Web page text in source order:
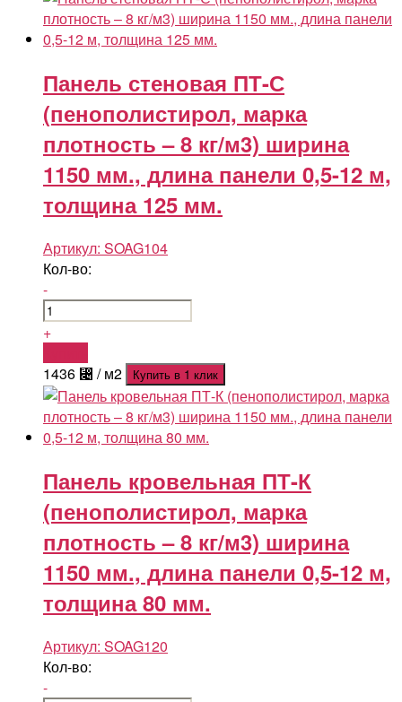
Панель стеновая ПТ-С
(пенополистирол, марка
плотность – 8 кг/м3) ширина
1150 мм., длина панели 0,5-12 м,
толщина 125 мм.
Артикул: SOAG104
Кол-во:
-
+
1436 ⃄ / м2 Купить в 1 клик
Панель кровельная ПТ-К
(пенополистирол, марка
плотность – 8 кг/м3) ширина
1150 мм., длина панели 0,5-12 м,
толщина 80 мм.
Артикул: SOAG120
Кол-во:
-